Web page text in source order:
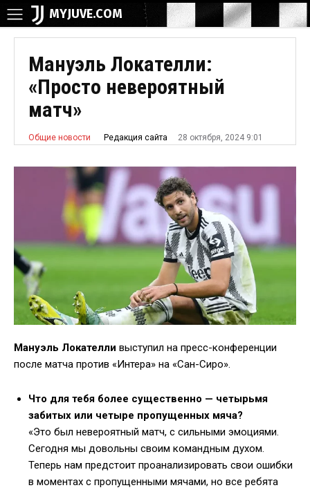
MYJUVE.COM
Мануэль Локателли:
«Просто невероятный
матч»
Общие новости Редакция сайта 28 октября, 2024 9:01
Мануэль Локателли выступил на пресс-конференции
после матча против «Интера» на «Сан-Сиро».
Что для тебя более существенно — четырьмя
забитых или четыре пропущенных мяча?
«Это был невероятный матч, с сильными эмоциями.
Сегодня мы довольны своим командным духом.
Теперь нам предстоит проанализировать свои ошибки
в моментах с пропущенными мячами, но все ребята